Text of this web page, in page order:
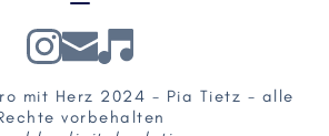
mit Herz 2024 - Pia Tietz - alle
vorbehalten